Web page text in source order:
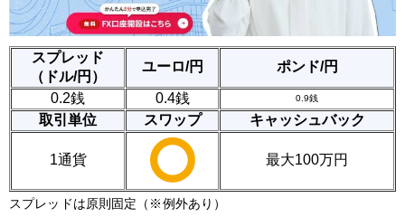
スプレッド
（ドル/円）
ユーロ/円 ポンド/円
0.2銭 0.4銭 0.9銭
取引単位 スワップ キャッシュバック
1通貨 最大100万円
スプレッドは原則固定（※例外あり）